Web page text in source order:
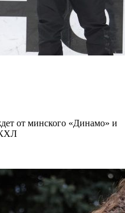
от минского «Динамо» и
КХЛ